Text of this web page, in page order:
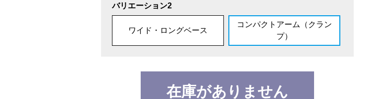
バリエーション2
ワイド・ロングベース
コンパクトアーム（クラン
プ）
在庫がありません